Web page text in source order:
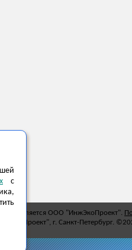
с
является ООО "ИнжЭкоПроект".
г. Санкт-Петербург.